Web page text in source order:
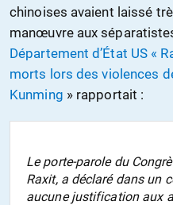
chinoises avaient laissé
manœuvre aux
Département d’État US «
morts lors des violences
Kunming » rapportait :
Le porte-parole du
Raxit, a déclaré dans un
aucune justification aux